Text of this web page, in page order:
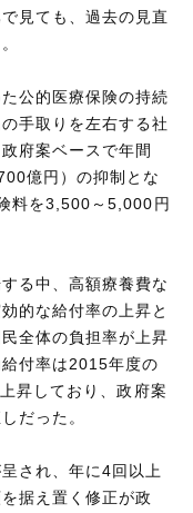
見ても、過去の見直
公的医療保険の持続
手取りを左右する社
府案ベースで年間
億円）の抑制とな
料を3,500～5,000円
る中、高額療養費な
的な給付率の上昇と
全体の負担率が上昇
付率は2015年度の
昇しており、政府案
だった。
され、年に4回以上
据え置く修正が政